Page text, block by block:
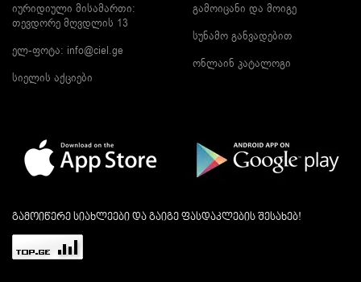
იურიდიული მისამართი:
თევდორე მღვდლის 13
ელ-ფოტა: info@ciel.ge
სიელის აქციები
გამოიცანი და მოიგე
სუნამო განვადებით
ონლაინ კატალოგი
გამოიწერე სიახლეები და გაიგე ფასდაკლების შესახებ!